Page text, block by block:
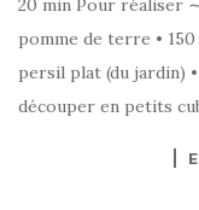
20 min Pour réaliser
pomme de terre •
persil plat (du jardin)
découper en petits